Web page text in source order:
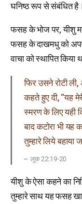
घनिष्ठ रूप से संबंधित है।
फसह के भोज पर, यीशु
फसह के दाखमधु को
वाचा को स्थापित किया
फिर उसने रोटी
कहते हुए दी, “यह
स्मरण के लिए यही
बाद कटोरा भी यह
तुम्हारे लिये बहाया
लूक 22:19-20
यीशु के ऐसा कहने का
तुम्हारे साथ यह फसह